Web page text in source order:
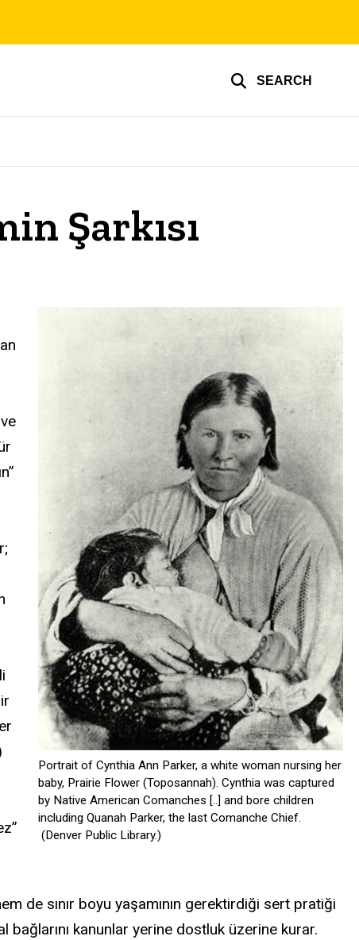
SEARCH
Şarkısı
Portrait of Cynthia Ann Parker, a white woman nursing her
baby, Prairie Flower (Toposannah). Cynthia was captured
by Native American Comanches [..] and bore children
including Quanah Parker, the last Comanche Chief.
(Denver Public Library.)
de sınır boyu yaşamının gerektirdiği sert pratiği
kanunlar yerine dostluk üzerine kurar.